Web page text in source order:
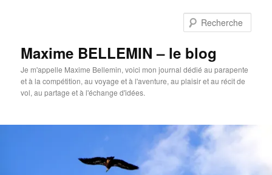
Maxime BELLEMIN – le blog
Je m'appelle Maxime Bellemin, voici mon journal dédié au parapente
et à la compétition, au voyage et à l'aventure, au plaisir et au récit de
vol, au partage et à l'échange d'idées.